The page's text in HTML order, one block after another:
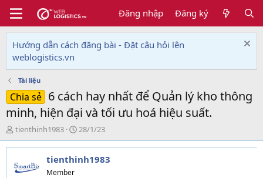
Đăng nhập Đăng ký
Hướng dẫn cách đăng bài - Đặt câu hỏi lên
weblogistics.vn
Tài liệu
Chia sẻ 6 cách hay nhất để Quản lý kho thông
minh, hiện đại và tối ưu hoá hiệu suất.
T
h
r
e
a
tienthinh1983
N
g
à
y
28/1/23
tienthinh1983
Member